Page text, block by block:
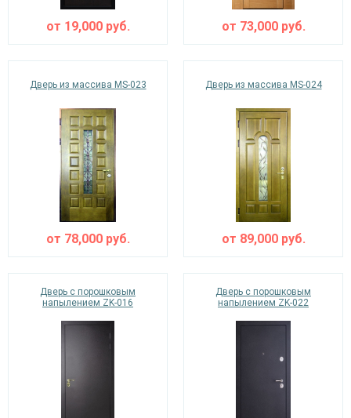
от 19,000руб. от 73,000руб.
Дверь из массива MS-023
от 78,000руб.
Дверь из массива MS-024
от 89,000руб.
Дверь с порошковым
напылением ZK-016
Дверь с порошковым
напылением ZK-022